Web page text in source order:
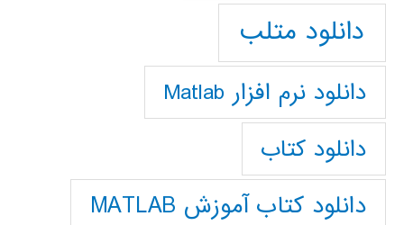
دانلود متلب
دانلود نرم افزار Matlab
دانلود کتاب
دانلود کتاب آموزش MATLAB